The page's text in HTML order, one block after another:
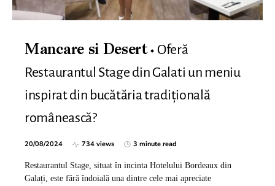
Mancare si Desert
Oferă
Restaurantul Stage din Galati un meniu
inspirat din bucătăria tradițională
românească?
20/08/2024 734 views 3 minute read
Restaurantul Stage, situat în incinta Hotelului Bordeaux din
Galați, este fără îndoială una dintre cele mai apreciate